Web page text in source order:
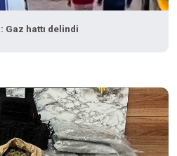
hattı delindi